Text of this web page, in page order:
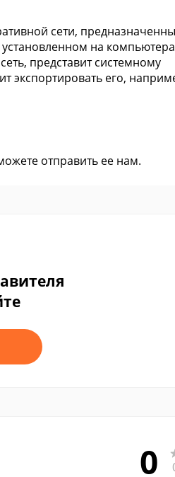
сети,
на
представит системному
экспортировать его,
отправить ее нам.
0